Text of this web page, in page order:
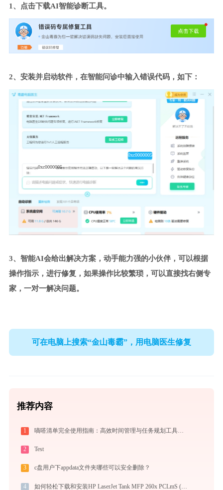
1、点击下载AI智能诊断工具。
2、安装并启动软件，在智能问诊中输入错误代码，如下：
0xc0000005
0xc0000005
3、智能AI会给出解决方案，动手能力强的小伙伴，可以根据
操作指示，进行修复，如果操作比较繁琐，可以直接找右侧专
家，一对一解决问题。
可在电脑上搜索“金山毒霸”，用电脑医生修复
推荐内容
1 嘀嗒清单完全使用指南：高效时间管理与任务规划工具，让你的每一天井井有条
2 Test
3 c盘用户下appdata文件夹哪些可以安全删除？
4 如何轻松下载和安装HP LaserJet Tank MFP 260x PCLmS (V3)打印机驱动？跟着这篇指南走